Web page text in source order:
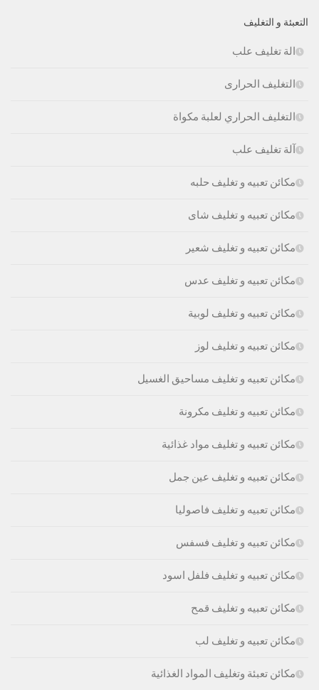
التعبئة و التغليف
الة تغليف علب
التغليف الحرارى
التغليف الحراري لعلبة مكواة
آلة تغليف علب
مكائن تعبيه و تغليف حلبه
مكائن تعبيه و تغليف شاى
مكائن تعبيه و تغليف شعير
مكائن تعبيه و تغليف عدس
مكائن تعبيه و تغليف لوبية
مكائن تعبيه و تغليف لوز
مكائن تعبيه و تغليف مساحيق الغسيل
مكائن تعبيه و تغليف مكرونة
مكائن تعبيه و تغليف مواد غذائية
مكائن تعبيه و تغليف عين جمل
مكائن تعبيه و تغليف فاصوليا
مكائن تعبيه و تغليف فسفس
مكائن تعبيه و تغليف فلفل اسود
مكائن تعبيه و تغليف قمح
مكائن تعبيه و تغليف لب
مكائن تعبئة وتغليف المواد الغذائية